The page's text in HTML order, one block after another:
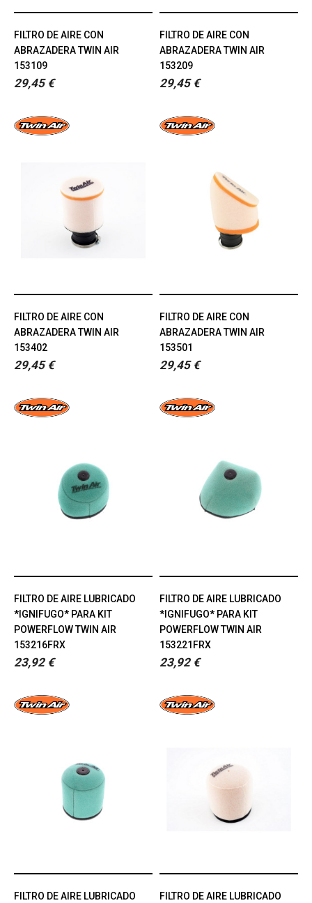
FILTRO DE AIRE CON
ABRAZADERA TWIN AIR
153109
29,45 €
FILTRO DE AIRE CON
ABRAZADERA TWIN AIR
153209
29,45 €
FILTRO DE AIRE CON
ABRAZADERA TWIN AIR
153402
29,45 €
FILTRO DE AIRE CON
ABRAZADERA TWIN AIR
153501
29,45 €
FILTRO DE AIRE LUBRICADO
*IGNIFUGO* PARA KIT
POWERFLOW TWIN AIR
153216FRX
23,92 €
FILTRO DE AIRE LUBRICADO
*IGNIFUGO* PARA KIT
POWERFLOW TWIN AIR
153221FRX
23,92 €
FILTRO DE AIRE LUBRICADO
FILTRO DE AIRE LUBRICADO